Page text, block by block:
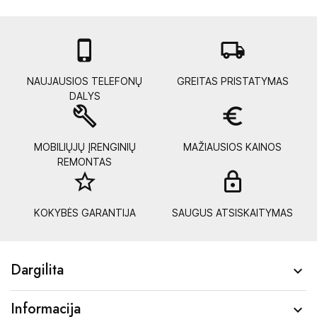

NAUJAUSIOS TELEFONŲ
DALYS
local_shipping
GREITAS PRISTATYMAS
build
MOBILIŲJŲ ĮRENGINIŲ
REMONTAS
euro_symbol
MAŽIAUSIOS KAINOS
star_border
KOKYBĖS GARANTIJA SAUGUS ATSISKAITYMAS
Dargilita 
Informacija 